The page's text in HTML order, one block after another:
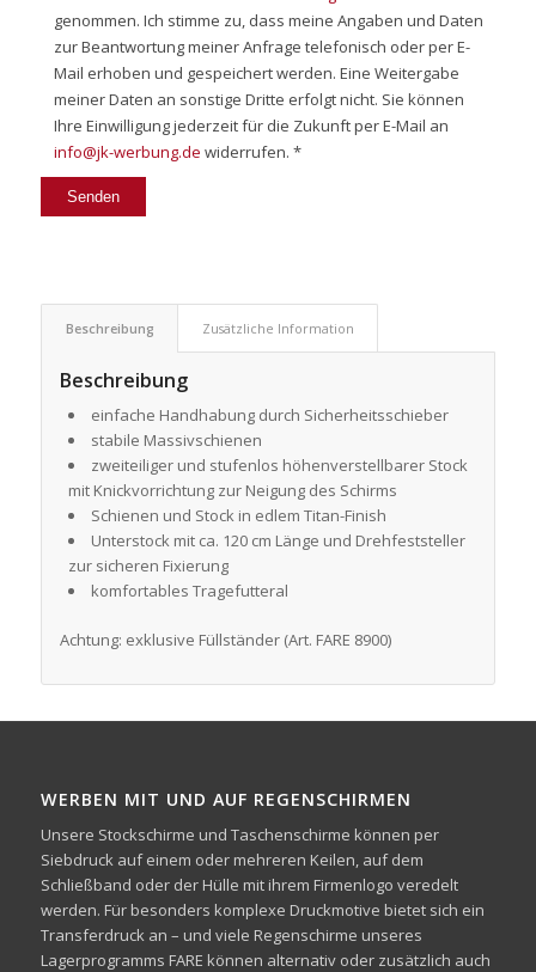
genommen. Ich stimme zu, dass meine Angaben und Daten
zur Beantwortung meiner Anfrage telefonisch oder per E-
Mail erhoben und gespeichert werden. Eine Weitergabe
meiner Daten an sonstige Dritte erfolgt nicht. Sie können
Ihre Einwilligung jederzeit für die Zukunft per E-Mail an
info@jk-werbung.de widerrufen. *
Beschreibung Zusätzliche Information
Beschreibung
einfache Handhabung durch Sicherheitsschieber
stabile Massivschienen
zweiteiliger und stufenlos höhenverstellbarer Stock
mit Knickvorrichtung zur Neigung des Schirms
Schienen und Stock in edlem Titan-Finish
Unterstock mit ca. 120 cm Länge und Drehfeststeller
zur sicheren Fixierung
komfortables Tragefutteral
Achtung: exklusive Füllständer (Art. FARE 8900)
WERBEN MIT UND AUF REGENSCHIRMEN
Unsere Stockschirme und Taschenschirme können per
Siebdruck auf einem oder mehreren Keilen, auf dem
Schließband oder der Hülle mit ihrem Firmenlogo veredelt
werden. Für besonders komplexe Druckmotive bietet sich ein
Transferdruck an – und viele Regenschirme unseres
Lagerprogramms FARE können alternativ oder zusätzlich auch